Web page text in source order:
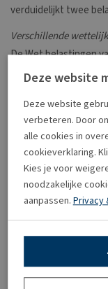
verduidelijkt twee
Verschillende
De Wet belastingen
een
de
Ander type recht
Gebruik en
specifiek ontwikkeld
gebruiksrechten.
De rechtbank acht
aannemelijk. De
markthuurgegevens
gepubliceerde
Deze website
Deze website
verbeteren. Door
alle cookies in
cookieverklaring.
Kies je voor
noodzakelijke
aanpassen.Privacy